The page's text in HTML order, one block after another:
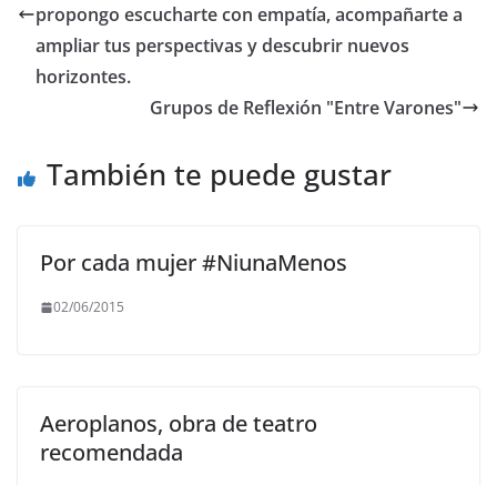
o
o
k
p
p
m n
k
propongo escucharte con empatía, acompañarte a
ampliar tus perspectivas y descubrir nuevos
horizontes.
Grupos de Reflexión "Entre Varones"
También te puede gustar
Por cada mujer #NiunaMenos
02/06/2015
Aeroplanos, obra de teatro
recomendada